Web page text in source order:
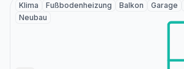
Klima Fußbodenheizung Balkon Garage
Neubau